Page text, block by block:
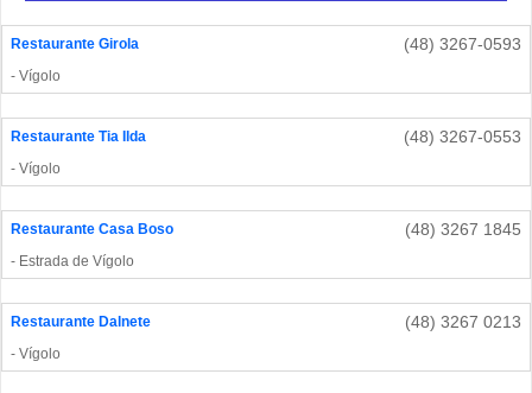
Restaurante Girola (48) 3267-0593
- Vígolo
Restaurante Tia Ilda (48) 3267-0553
- Vígolo
Restaurante Casa Boso (48) 3267 1845
- Estrada de Vígolo
Restaurante Dalnete (48) 3267 0213
- Vígolo